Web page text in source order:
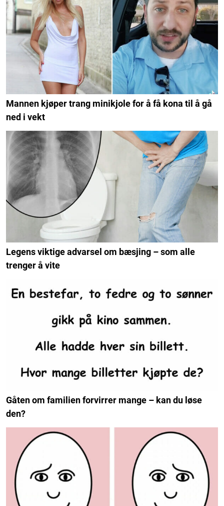
Mannen kjøper trang minikjole for å få kona til å gå
ned i vekt
Legens viktige advarsel om bæsjing – som alle
trenger å vite
Gåten om familien forvirrer mange – kan du løse
den?